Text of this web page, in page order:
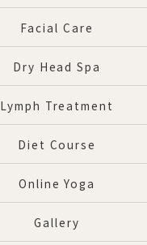
Facial Care
Dry Head Spa
Lymph Treatment
Diet Course
Online Yoga
Gallery